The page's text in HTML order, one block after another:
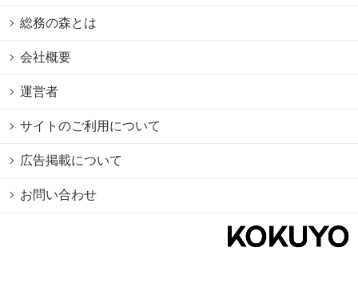
総務の森とは
会社概要
運営者
サイトのご利用について
広告掲載について
お問い合わせ